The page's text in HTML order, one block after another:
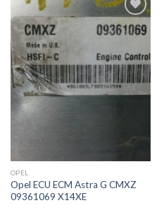
Listeme
Ekle
OPEL
Opel ECU ECM Astra G CMXZ
09361069 X14XE